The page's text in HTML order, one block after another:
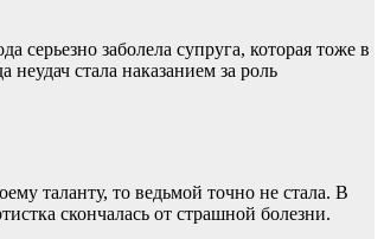
серьезно заболела супруга, которая тоже в
стала наказанием за роль
таланту, то ведьмой точно не стала. В
скончалась от страшной болезни.